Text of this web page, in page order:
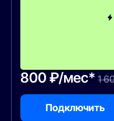
800 ₽/мес* 1
Подключить